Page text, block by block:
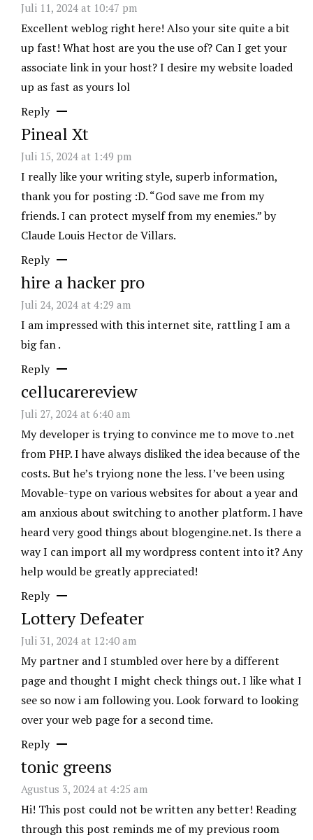
Juli 11, 2024 at 10:47 pm
Excellent weblog right here! Also your site quite a bit
up fast! What host are you the use of? Can I get your
associate link in your host? I desire my website loaded
up as fast as yours lol
Reply
Pineal Xt
Juli 15, 2024 at 1:49 pm
I really like your writing style, superb information,
thank you for posting :D. “God save me from my
friends. I can protect myself from my enemies.” by
Claude Louis Hector de Villars.
Reply
hire a hacker pro
Juli 24, 2024 at 4:29 am
I am impressed with this internet site, rattling I am a
big fan .
Reply
cellucarereview
Juli 27, 2024 at 6:40 am
My developer is trying to convince me to move to .net
from PHP. I have always disliked the idea because of the
costs. But he’s tryiong none the less. I’ve been using
Movable-type on various websites for about a year and
am anxious about switching to another platform. I have
heard very good things about blogengine.net. Is there a
way I can import all my wordpress content into it? Any
help would be greatly appreciated!
Reply
Lottery Defeater
Juli 31, 2024 at 12:40 am
My partner and I stumbled over here by a different
page and thought I might check things out. I like what I
see so now i am following you. Look forward to looking
over your web page for a second time.
Reply
tonic greens
Agustus 3, 2024 at 4:25 am
Hi! This post could not be written any better! Reading
through this post reminds me of my previous room